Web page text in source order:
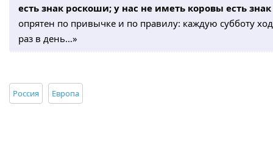
есть знак роскоши; у нас не иметь коровы есть
опрятен по привычке и по правилу: каждую субботу
раз в день…»
Россия Европа